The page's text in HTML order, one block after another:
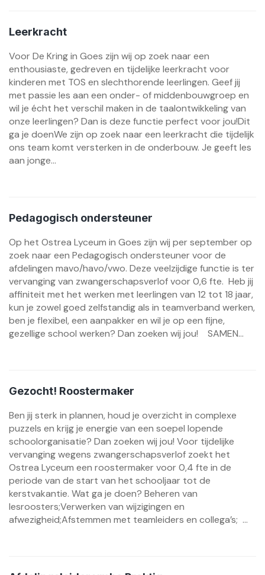
Leerkracht
Voor De Kring in Goes zijn wij op zoek naar een
enthousiaste, gedreven en tijdelijke leerkracht voor
kinderen met TOS en slechthorende leerlingen. Geef jij
met passie les aan een onder- of middenbouwgroep en
wil je écht het verschil maken in de taalontwikkeling van
onze leerlingen? Dan is deze functie perfect voor jou!Dit
ga je doenWe zijn op zoek naar een leerkracht die tijdelijk
ons team komt versterken in de onderbouw. Je geeft les
aan jonge...
Pedagogisch ondersteuner
Op het Ostrea Lyceum in Goes zijn wij per september op
zoek naar een Pedagogisch ondersteuner voor de
afdelingen mavo/havo/vwo. Deze veelzijdige functie is ter
vervanging van zwangerschapsverlof voor 0,6 fte. Heb jij
affiniteit met het werken met leerlingen van 12 tot 18 jaar,
kun je zowel goed zelfstandig als in teamverband werken,
ben je flexibel, een aanpakker en wil je op een fijne,
gezellige school werken? Dan zoeken wij jou! SAMEN...
Gezocht! Roostermaker
Ben jij sterk in plannen, houd je overzicht in complexe
puzzels en krijg je energie van een soepel lopende
schoolorganisatie? Dan zoeken wij jou! Voor tijdelijke
vervanging wegens zwangerschapsverlof zoekt het
Ostrea Lyceum een roostermaker voor 0,4 fte in de
periode van de start van het schooljaar tot de
kerstvakantie. Wat ga je doen? Beheren van
lesroosters;Verwerken van wijzigingen en
afwezigheid;Afstemmen met teamleiders en collega’s; ...